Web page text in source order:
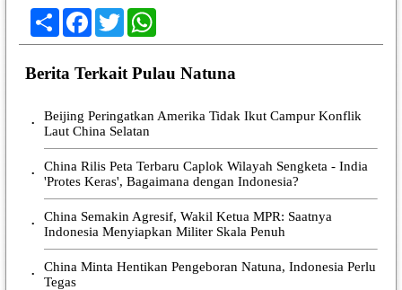
ShareFacebook
TwitterWhatsApp
Berita Terkait Pulau Natuna
•
Beijing Peringatkan Amerika Tidak Ikut Campur Konflik
Laut China Selatan
•
China Rilis Peta Terbaru Caplok Wilayah Sengketa - India
'Protes Keras', Bagaimana dengan Indonesia?
•
China Semakin Agresif, Wakil Ketua MPR: Saatnya
Indonesia Menyiapkan Militer Skala Penuh
•
China Minta Hentikan Pengeboran Natuna, Indonesia Perlu
Tegas